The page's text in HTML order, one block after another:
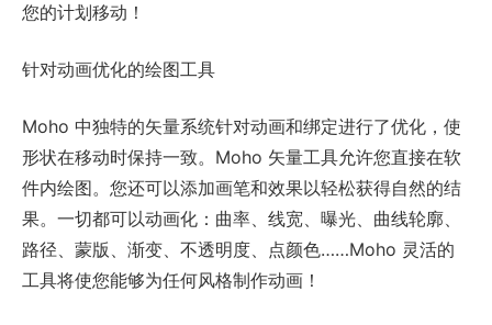
您的计划移动！
针对动画优化的绘图工具
Moho 中独特的矢量系统针对动画和绑定进行了优化，使
形状在移动时保持一致。Moho 矢量工具允许您直接在软
件内绘图。您还可以添加画笔和效果以轻松获得自然的结
果。一切都可以动画化：曲率、线宽、曝光、曲线轮廓、
路径、蒙版、渐变、不透明度、点颜色……Moho 灵活的
工具将使您能够为任何风格制作动画！